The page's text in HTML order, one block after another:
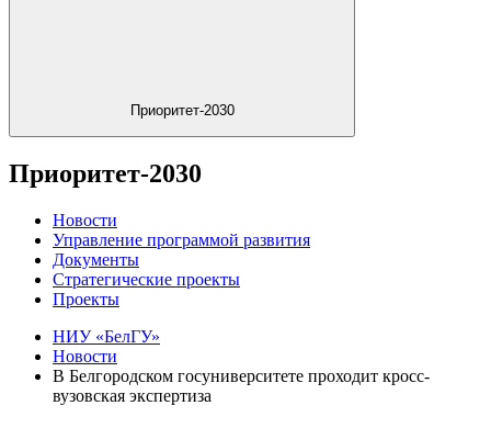
Приоритет-2030
Приоритет-2030
Новости
Управление программой развития
Документы
Стратегические проекты
Проекты
НИУ «БелГУ»
Новости
В Белгородском госуниверситете проходит кросс-
вузовская экспертиза